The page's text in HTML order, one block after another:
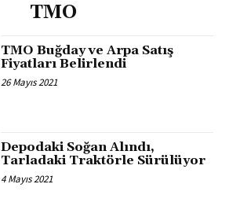
TMO
TMO Buğday ve Arpa Satış
Fiyatları Belirlendi
26 Mayıs 2021
Depodaki Soğan Alındı,
Tarladaki Traktörle Sürülüyor
4 Mayıs 2021